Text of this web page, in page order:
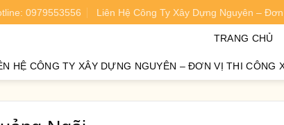
0979553556 Liên Hệ Công Ty Xây Dựng Nguyên –
TRANG CHỦ
HỆ CÔNG TY XÂY DỰNG NGUYÊN – ĐƠN VỊ THI CÔNG
phí xây nhà chính xác 95%.